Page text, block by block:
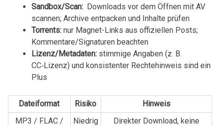
Sandbox/Scan:⁢ Downloads vor dem Öffnen mit AV
scannen; Archive entpacken und​ Inhalte prüfen
Torrents:nur Magnet-Links aus offiziellen Posts;
Kommentare/Signaturen beachten
Lizenz/Metadaten:stimmige Angaben (z. B.
CC‑Lizenz) und konsistenter Rechtehinweis sind ein‍
Plus
Dateiformat Risiko
Hinweis
MP3 / FLAC /
Niedrig
Direkter Download, ⁣keine